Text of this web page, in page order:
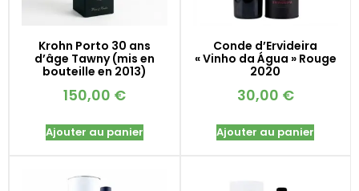
Krohn Porto 30 ans
d’âge Tawny (mis en
bouteille en 2013)
150,00 €
Ajouter au panier
Conde d’Ervideira
« Vinho da Água » Rouge
2020
30,00 €
Ajouter au panier